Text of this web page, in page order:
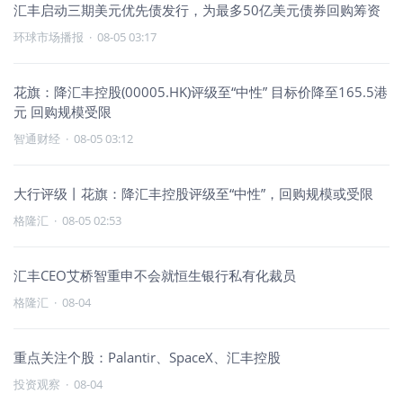
汇丰启动三期美元优先债发行，为最多50亿美元债券回购筹资
环球市场播报 · 08-05 03:17
花旗：降汇丰控股(00005.HK)评级至“中性” 目标价降至165.5港
元 回购规模受限
智通财经 · 08-05 03:12
大行评级丨花旗：降汇丰控股评级至“中性”，回购规模或受限
格隆汇 · 08-05 02:53
汇丰CEO艾桥智重申不会就恒生银行私有化裁员
格隆汇 · 08-04
重点关注个股：Palantir、SpaceX、汇丰控股
投资观察 · 08-04